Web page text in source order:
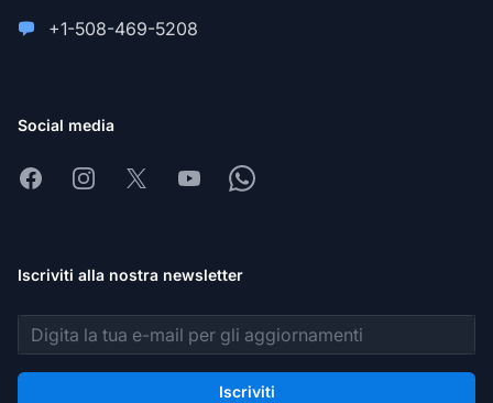
+1-508-469-5208
Social media
FacebookInstagram
X YoutubeWhatsapp
Iscriviti alla nostra newsletter
Indirizzo email
Iscriviti